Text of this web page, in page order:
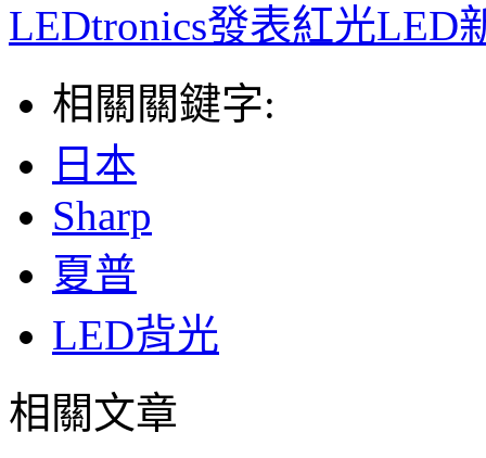
LEDtronics發表紅光LED
相關關鍵字:
日本
Sharp
夏普
LED背光
相關文章